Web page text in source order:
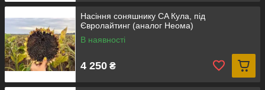
Насіння соняшнику CA Кула, під
Євролайтинг (аналог Неома)
В наявності
4 250 ₴